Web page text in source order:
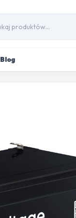
Blog